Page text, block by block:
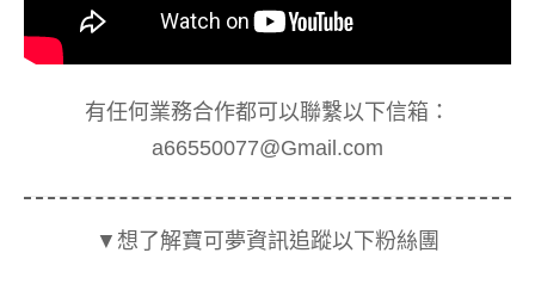
有任何業務合作都可以聯繫以下信箱：
a66550077@Gmail.com
▼想了解寶可夢資訊追蹤以下粉絲團